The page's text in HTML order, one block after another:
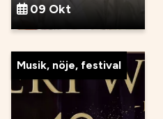
09 Okt
Musik, nöje, festival